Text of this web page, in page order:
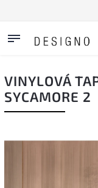
VINYLOVÁ
SYCAMORE 2